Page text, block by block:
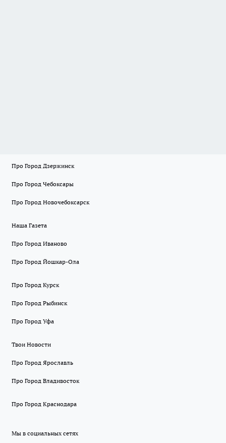
Про Город Дзержинск
Про Город Чебоксары
Про Город Новочебоксарск
Наша Газета
Про Город Иваново
Про Город Йошкар-Ола
Про Город Курск
Про Город Рыбинск
Про Город Уфа
Твои Новости
Про Город Ярославль
Про Город Владивосток
Про Город Краснодара
Мы в социальных сетях